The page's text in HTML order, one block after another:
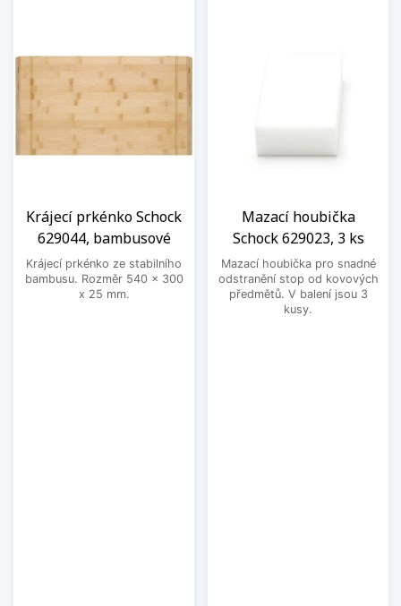
Krájecí prkénko Schock
629044, bambusové
Krájecí prkénko ze stabilního
bambusu. Rozměr 540 x 300
x 25 mm.
Mazací houbička
Schock 629023, 3 ks
Mazací houbička pro snadné
odstranění stop od kovových
předmětů. V balení jsou 3
kusy.